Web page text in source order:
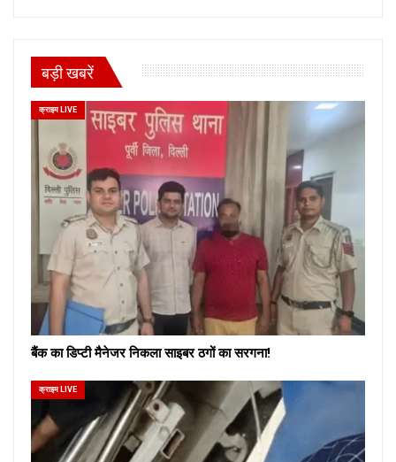
बड़ी खबरें
क्राइम LIVE
बैंक का डिप्टी मैनेजर निकला साइबर ठगों का सरगना!
क्राइम LIVE